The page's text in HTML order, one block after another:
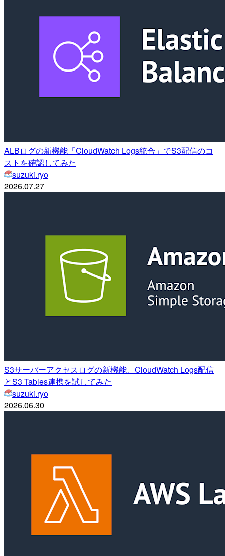
ALBログの新機能「CloudWatch Logs統合」でS3配信のコ
ストを確認してみた
suzuki.ryo
2026.07.27
S3サーバーアクセスログの新機能、CloudWatch Logs配信
とS3 Tables連携を試してみた
suzuki.ryo
2026.06.30